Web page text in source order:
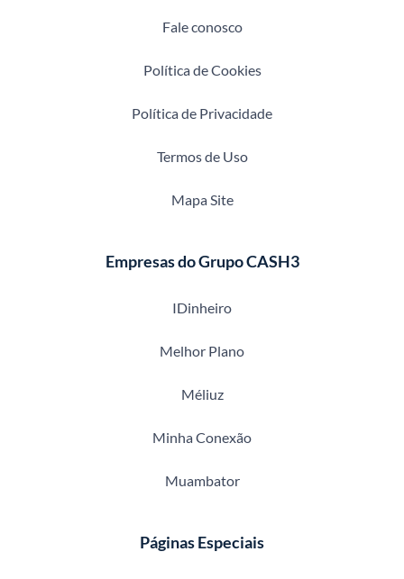
Fale conosco
Política de Cookies
Política de Privacidade
Termos de Uso
Mapa Site
Empresas do Grupo CASH3
IDinheiro
Melhor Plano
Méliuz
Minha Conexão
Muambator
Páginas Especiais